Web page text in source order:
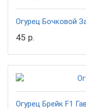
Огурец Бочковой
45 р.
Огурец Брейк F1